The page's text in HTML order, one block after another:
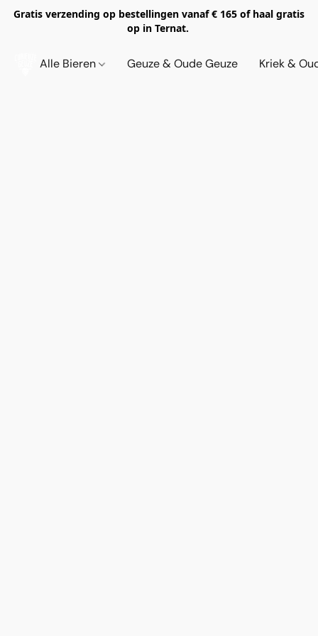
Gratis verzending op bestellingen vanaf € 165 of haal gratis
op in Ternat.
Alle Bieren Geuze & Oude Geuze Kriek &